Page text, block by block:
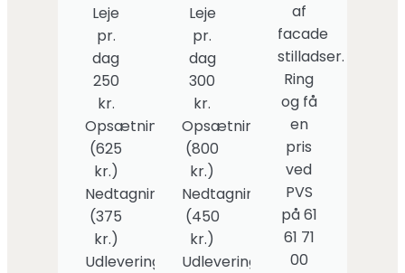
Leje
pr.
dag
250
kr.
Opsætning
(625
kr.)
Nedtagning
(375
kr.)
Udlevering
Leje
pr.
dag
300
kr.
Opsætning
(800
kr.)
Nedtagning
(450
kr.)
Udlevering
af
facade
stilladser.
Ring
og få
en
pris
ved
PVS
på 61
61 71
00